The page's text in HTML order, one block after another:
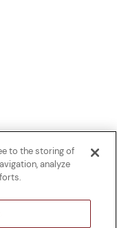
to the storing of
analyze